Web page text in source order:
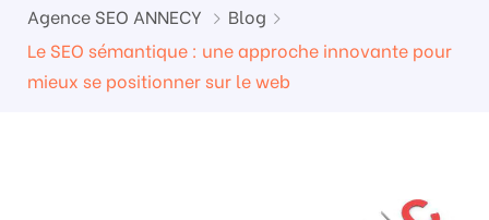
Agence SEO ANNECY
Blog
Le SEO sémantique : une approche innovante pour
mieux se positionner sur le web